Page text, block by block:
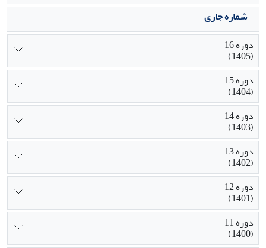
شماره جاری
دوره 16
(1405)
دوره 15
(1404)
دوره 14
(1403)
دوره 13
(1402)
دوره 12
(1401)
دوره 11
(1400)